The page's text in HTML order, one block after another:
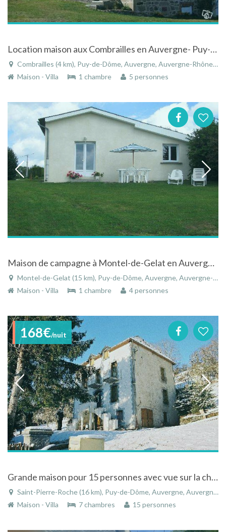
Location maison aux Combrailles en Auvergne- Puy-de-Dôme vue sur massif du Sancy
Combrailles (4 km), Puy-de-Dôme, Auvergne, Auvergne-Rhône-Alpes, France
Maison - Villa
1 chambre 5 personnes
Maison de campagne à Montel-de-Gelat en Auvergne au calme
Montel-de-Gelat (15 km), Puy-de-Dôme, Auvergne, Auvergne-Rhône-Alpes, France
Maison - Villa
1 chambre 4 personnes
168€/nuit
Grande maison pour 15 personnes avec vue sur la chaine des puys et le-puy-de-dome
Saint-Pierre-Roche (16 km), Puy-de-Dôme, Auvergne, Auvergne-Rhône-Alpes, France
Maison - Villa
7 chambres 15 personnes